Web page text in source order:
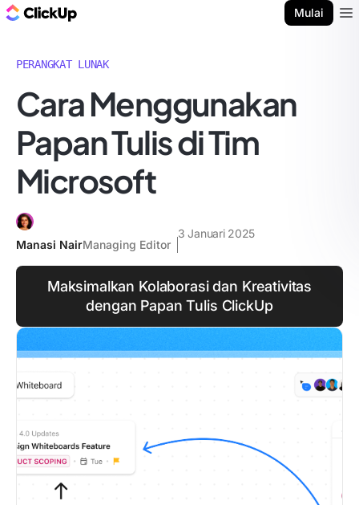
Mulai
PERANGKAT LUNAK
Cara Menggunakan
Papan Tulis di Tim
Microsoft
Manasi NairManaging Editor
3 Januari 2025
Maksimalkan Kolaborasi dan Kreativitas
dengan Papan Tulis ClickUp